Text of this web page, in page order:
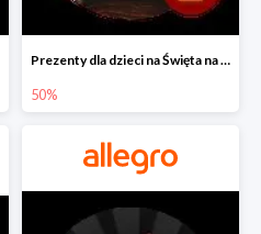
Prezenty dla dzieci na Święta na Allegro do -50%
50%